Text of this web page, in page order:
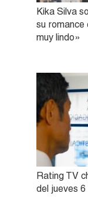
Kika Silva
su romance
muy lindo»
Rating TV
del jueves